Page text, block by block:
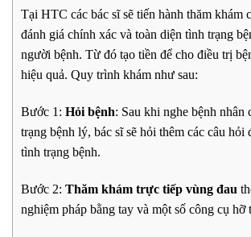
Tại HTC các bác sĩ sẽ tiến hành thăm khám
đánh giá chính xác và toàn diện tình trạng
người bệnh. Từ đó tạo tiền để cho điều trị
hiệu quả. Quy trình khám như sau:
Bước 1: Hỏi bệnh: Sau khi nghe bệnh nhân
trạng bệnh lý, bác sĩ sẽ hỏi thêm các câu hỏi
tình trạng bệnh.
Bước 2: Thăm khám trực tiếp vùng đau
nghiệm pháp bằng tay và một số công cụ hỡ